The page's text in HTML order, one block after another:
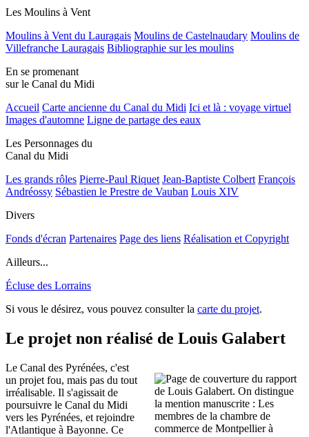
Les Moulins à Vent
Moulins à Vent du Lauragais Moulins de Castelnaudary Moulins de
Villefranche Lauragais Bibliographie sur les moulins
En se promenant
sur le Canal du Midi
Accueil Carte ancienne du Canal du Midi Ici et là : voyage virtuel
Images d'automne Ligne de partage des eaux
Les Personnages du
Canal du Midi
Les grands rôles Pierre-Paul Riquet Jean-Baptiste Colbert François
Andréossy Sébastien le Prestre de Vauban Louis XIV
Divers
Fonds d'écran Partenaires Page des liens Réalisation et Copyright
Ailleurs...
Écluse des Lorrains
Si vous le désirez, vous pouvez consulter la carte du projet.
Le projet non réalisé de Louis Galabert
Le Canal des Pyrénées, c'est
un projet fou, mais pas du tout
irréalisable. Il s'agissait de
poursuivre le Canal du Midi
vers les Pyrénées, et rejoindre
l'Atlantique à Bayonne. Ce